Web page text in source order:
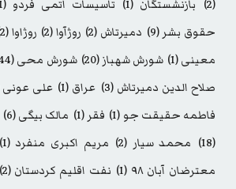
(2)
بازنشستگان (1) تاسیسات اتمی فردو (1)
حقوق بشر (9) دمیرتاش (2) روژآوا(2) روژاوا(2)
معینی(1) شورش شهباز(20) شورش محی(444)
صلاح الدین دمیرتاش (3) عراق (1) علی عونی
فاطمه حقیقت جو (1) فقر (1) مالک بیگی(6)
(18)
محمد سیار (2) مریم اکبری منفرد (1)
معترضان آبان ۹۸
(1) نفت اقلیم کردستان (2)